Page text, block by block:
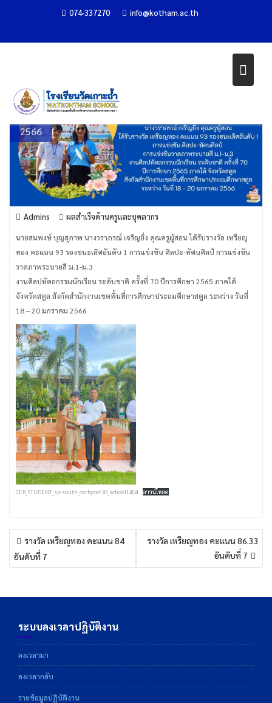
074-337270 info@kotham.ac.th
ชนะเลิศอันดับ 1
19
ม.ค.
2566
Admins ผลสำเร็จด้านครูและบุคลากร
นายสมพงษ์ บุญสุภาพ นางวราภรณ์ เจริญยิ่ง คุณครูผู้สอน ได้รับรางวัล เหรียญ
ทอง คะแนน 93 รองชนะเลิศอันดับ 1 การแข่งขัน ศิลปะ-ทัศนศิลป์ การแข่งขัน
วาดภาพระบายสี ม.1-ม.3
งานศิลปหัตถกรรมนักเรียน ระดับชาติ ครั้งที่ 70 ปีการศึกษา 2565 ภาคใต้
จังหวัดสตูล สังกัดสำนักงานเขตพื้นที่การศึกษาประถมศึกษาสตูล ระหว่าง วันที่
18 – 20 มกราคม 2566
CER_STUDENT_sp-south_cerbycat20_school1404 ดาวน์โหลด
แนะแนว
เรื่องรางวัล เหรียญทอง คะแนน 84
อันดับที่ 7
รางวัล เหรียญทอง คะแนน 86.33
อันดับที่ 7
ระบบลงเวลาปฏิบัติงาน
ลงเวลามา
ลงเวลากลับ
รายข้อมูลปฏิบัติงาน